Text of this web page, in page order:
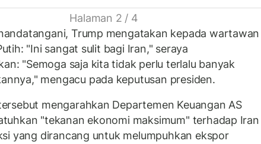
Halaman 2 / 4
Trump mengatakan kepada wartawan
"Ini sangat sulit bagi Iran," seraya
"Semoga saja kita tidak perlu terlalu banyak
mengacu pada keputusan presiden.
mengarahkan Departemen Keuangan AS
"tekanan ekonomi maksimum" terhadap Iran
yang dirancang untuk melumpuhkan ekspor